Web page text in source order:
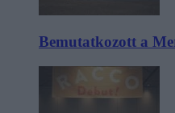
Bemutatkozott a